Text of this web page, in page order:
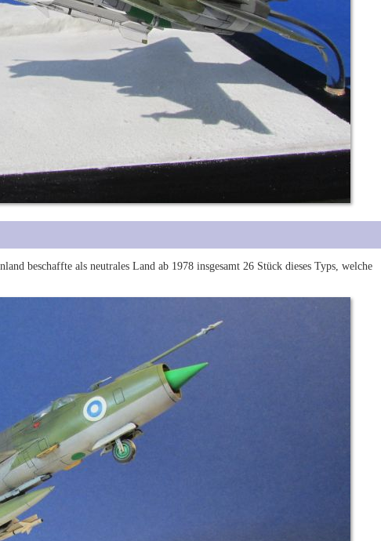
beschaffte als neutrales Land ab 1978 insgesamt 26 Stück dieses Typs, welche